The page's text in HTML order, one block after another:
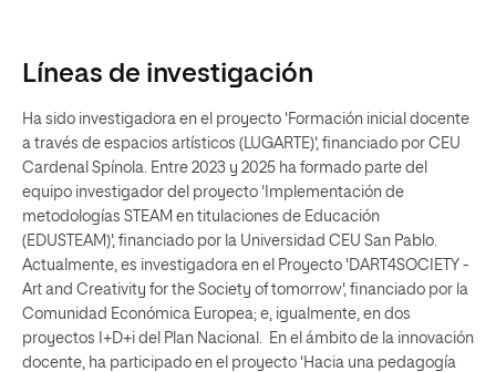
Líneas de investigación
Ha sido investigadora en el proyecto 'Formación inicial docente
a través de espacios artísticos (LUGARTE)', financiado por CEU
Cardenal Spínola. Entre 2023 y 2025 ha formado parte del
equipo investigador del proyecto 'Implementación de
metodologías STEAM en titulaciones de Educación
(EDUSTEAM)', financiado por la Universidad CEU San Pablo.
Actualmente, es investigadora en el Proyecto 'DART4SOCIETY -
Art and Creativity for the Society of tomorrow', financiado por la
Comunidad Económica Europea; e, igualmente, en dos
proyectos I+D+i del Plan Nacional. En el ámbito de la innovación
docente, ha participado en el proyecto 'Hacia una pedagogía